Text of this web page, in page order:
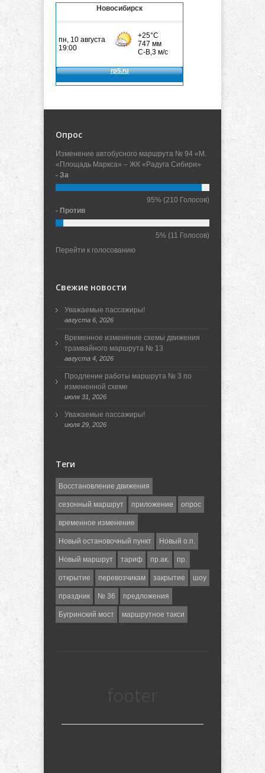
Новосибирск
Опрос
Изменение автобусного маршрута № 94 «М.
«Площадь Маркса» – ЖК «Радуга Сибири»
- За
95% (210 Голосов)
- Против
5% (11 Голосов)
Перейти к голосованию
Свежие новости
Уважаемые пассажиры!
августа 6, 2026
Временное изменение схемы движения
трамвайного маршрута № 13
августа 4, 2026
Продление работы маршрута № 3 по
измененной схеме
июля 31, 2026
Уважаемые пассажиры!
июля 29, 2026
Теги
Восстановление движения
сезонный маршрут приложение опрос
временное изменение
Новый остановочный пункт Новый о.п.
Новый маршрут тариф пр.ак. пр.
открытие перевозчикам закрытие шоу
праздник № 36 предложения
Бугринский мост маршрутное такси
footer